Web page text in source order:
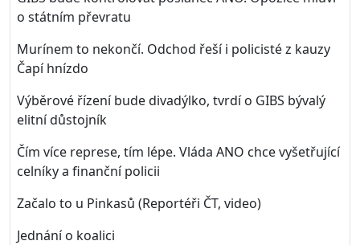
o státním převratu
Murínem to nekončí. Odchod řeší i policisté z kauzy
Čapí hnízdo
Výběrové řízení bude divadýlko, tvrdí o GIBS bývalý
elitní důstojník
Čím více represe, tím lépe. Vláda ANO chce vyšetřující
celníky a finanční policii
Začalo to u Pinkasů (Reportéři ČT, video)
Jednání o koalici